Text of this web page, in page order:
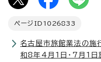
ページID 1026833
名古屋市旅館業法の施
和8年4月1日・7月1日